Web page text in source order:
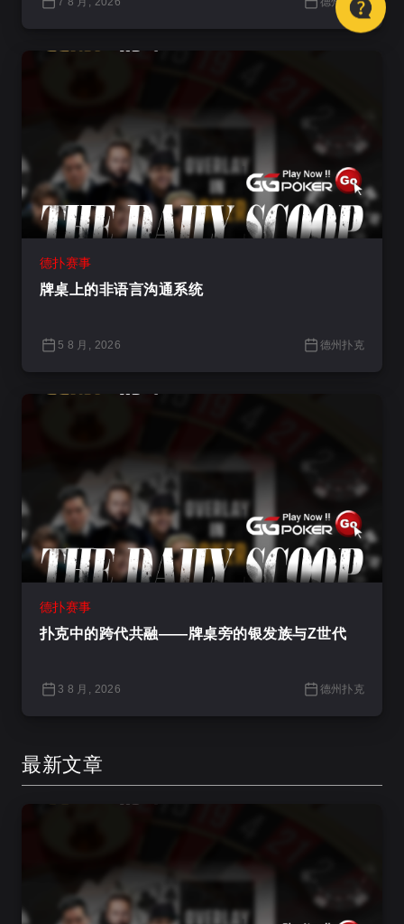
德扑赛事
牌桌上的非语言沟通系统
5 8 月, 2026 德州扑克
德扑赛事
扑克中的跨代共融——牌桌旁的银发族与Z世代
3 8 月, 2026 德州扑克
最新文章